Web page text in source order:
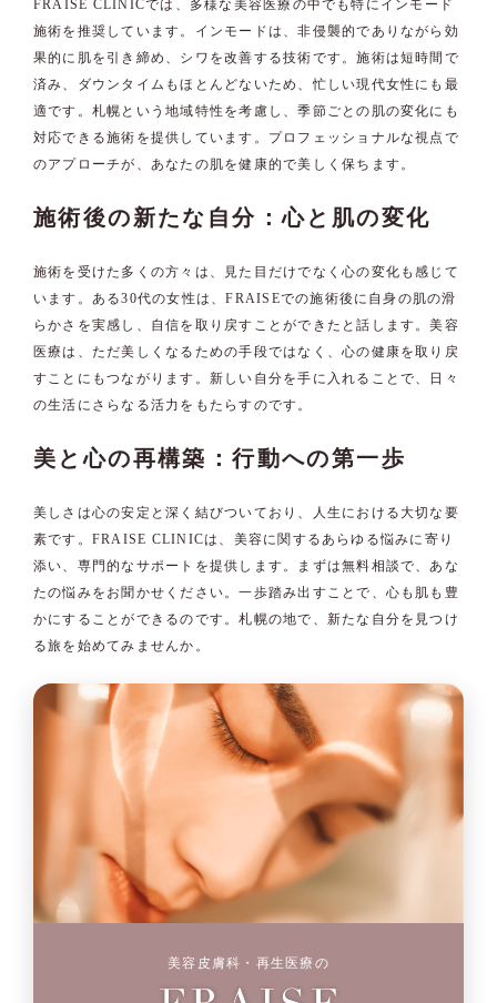
FRAISE CLINICでは、多様な美容医療の中でも特にインモード
施術を推奨しています。インモードは、非侵襲的でありながら効
果的に肌を引き締め、シワを改善する技術です。施術は短時間で
済み、ダウンタイムもほとんどないため、忙しい現代女性にも最
適です。札幌という地域特性を考慮し、季節ごとの肌の変化にも
対応できる施術を提供しています。プロフェッショナルな視点で
のアプローチが、あなたの肌を健康的で美しく保ちます。
施術後の新たな自分：心と肌の変化
施術を受けた多くの方々は、見た目だけでなく心の変化も感じて
います。ある30代の女性は、FRAISEでの施術後に自身の肌の滑
らかさを実感し、自信を取り戻すことができたと話します。美容
医療は、ただ美しくなるための手段ではなく、心の健康を取り戻
すことにもつながります。新しい自分を手に入れることで、日々
の生活にさらなる活力をもたらすのです。
美と心の再構築：行動への第一歩
美しさは心の安定と深く結びついており、人生における大切な要
素です。FRAISE CLINICは、美容に関するあらゆる悩みに寄り
添い、専門的なサポートを提供します。まずは無料相談で、あな
たの悩みをお聞かせください。一歩踏み出すことで、心も肌も豊
かにすることができるのです。札幌の地で、新たな自分を見つけ
る旅を始めてみませんか。
美容皮膚科・再生医療の